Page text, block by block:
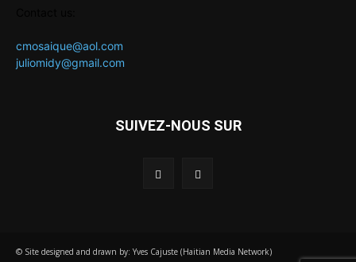
cmosaique@aol.com
juliomidy@gmail.com
SUIVEZ-NOUS SUR
© Site designed and drawn by: Yves Cajuste (Haitian Media Network)